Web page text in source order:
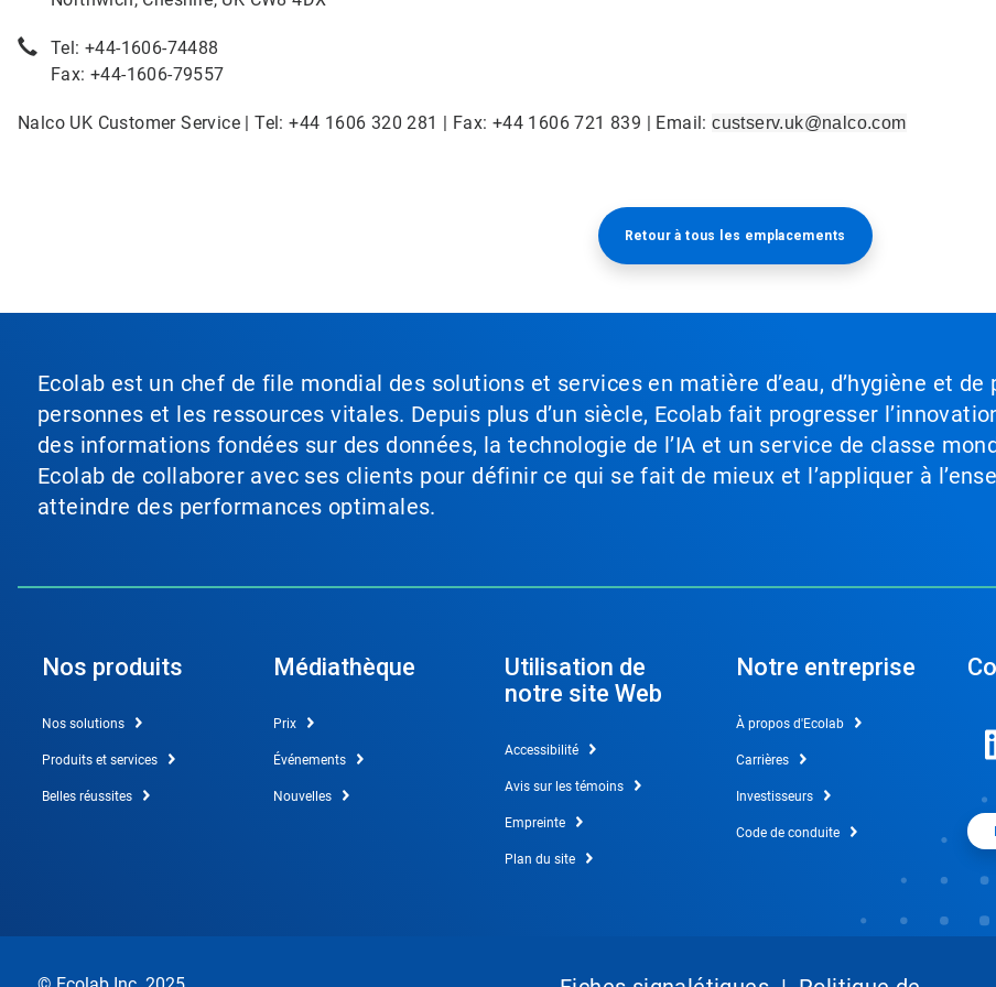
Tel: +44-1606-74488
Fax: +44-1606-79557
Nalco UK Customer Service | Tel: +44 1606 320 281 | Fax: +44 1606 721 839 | Email:custserv.uk@nalco.com
Retour à tous les emplacements​​​​​​​
Ecolab est un chef de file mondial des solutions et services en matière d’eau, d’hygiène et
personnes et les ressources vitales. Depuis plus d’un siècle, Ecolab fait progresser
des informations fondées sur des données, la technologie de l’IA et un service de classe
Ecolab de collaborer avec ses clients pour définir ce qui se fait de mieux et l’appliquer à
atteindre des performances optimales.
Nos produits
Nos solutions
Produits et services
Belles réussites
Médiathèque
Prix
Événements
Nouvelles
Utilisation de
notre site Web
Accessibilité
Avis sur les témoins
Empreinte
Plan du site
Notre entreprise
À propos d'Ecolab
Carrières
Investisseurs
Code de conduite